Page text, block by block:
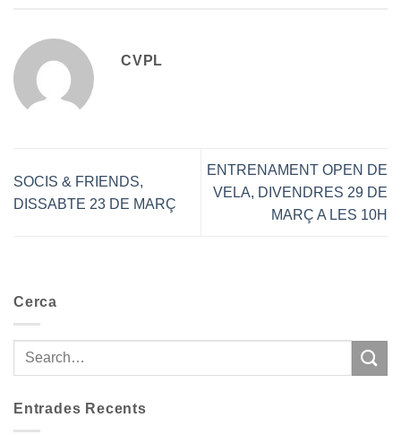
CVPL
SOCIS & FRIENDS,
DISSABTE 23 DE MARÇ
ENTRENAMENT OPEN DE
VELA, DIVENDRES 29 DE
MARÇ A LES 10H
Cerca
Entrades Recents